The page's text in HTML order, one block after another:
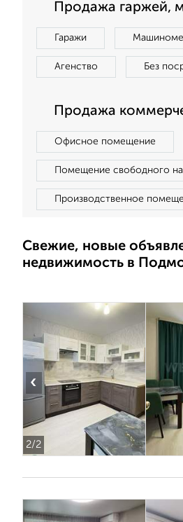
Продажа гаржей,
Гаражи
Агенство Без
Продажа
Офисное помещение
Помещение свободного
Производственное
Свежие, новые
недвижимость в
2/2
‹